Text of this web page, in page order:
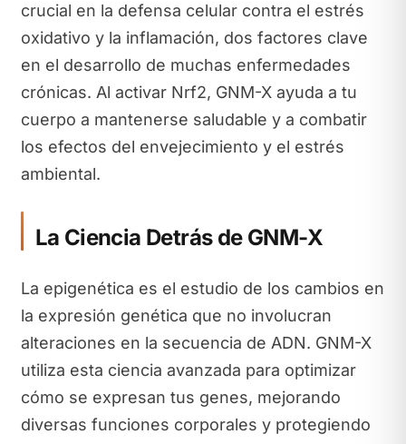
crucial en la defensa celular contra el estrés
oxidativo y la inflamación, dos factores clave
en el desarrollo de muchas enfermedades
crónicas. Al activar Nrf2, GNM-X ayuda a tu
cuerpo a mantenerse saludable y a combatir
los efectos del envejecimiento y el estrés
ambiental.
La Ciencia Detrás de GNM-X
La epigenética es el estudio de los cambios en
la expresión genética que no involucran
alteraciones en la secuencia de ADN. GNM-X
utiliza esta ciencia avanzada para optimizar
cómo se expresan tus genes, mejorando
diversas funciones corporales y protegiendo